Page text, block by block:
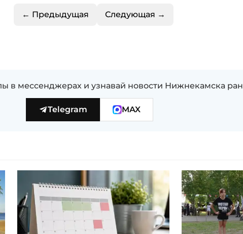
← Предыдущая Следующая →
в мессенджерах и узнавай новости Нижнекамска
Telegram MAX